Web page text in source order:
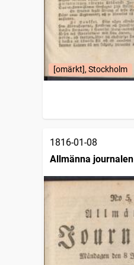
[omärkt], Stockholm
1816-01-08
Allmänna journalen